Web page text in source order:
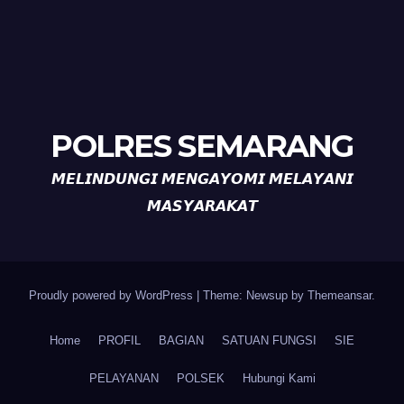
POLRES SEMARANG
𝙈𝙀𝙇𝙄𝙉𝘿𝙐𝙉𝙂𝙄 𝙈𝙀𝙉𝙂𝘼𝙔𝙊𝙈𝙄 𝙈𝙀𝙇𝘼𝙔𝘼𝙉𝙄
𝙈𝘼𝙎𝙔𝘼𝙍𝘼𝙆𝘼𝙏
Proudly powered by WordPress Theme: Newsup by Themeansar.
Home PROFIL BAGIAN SATUAN FUNGSI SIE
PELAYANAN POLSEK Hubungi Kami